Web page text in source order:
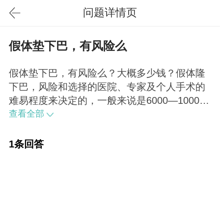
问题详情页
假体垫下巴，有风险么
假体垫下巴，有风险么？大概多少钱？假体隆
下巴，风险和选择的医院、专家及个人手术的
难易程度来决定的，一般来说是6000—10000
左右，材料不一样，价格也不同。
查看全部
1条回答